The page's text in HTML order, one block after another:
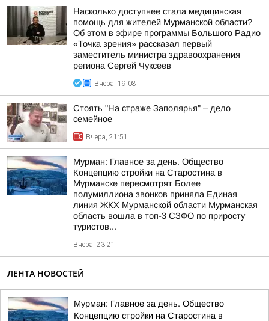
Насколько доступнее стала медицинская
помощь для жителей Мурманской области?
Об этом в эфире программы Большого Радио
«Точка зрения» рассказал первый
заместитель министра здравоохранения
региона Сергей Чуксеев
Вчера, 19:08
Стоять "На страже Заполярья" – дело
семейное
Вчера, 21:51
Мурман: Главное за день. Общество
Концепцию стройки на Старостина в
Мурманске пересмотрят Более
полумиллиона звонков приняла Единая
линия ЖКХ Мурманской области Мурманская
область вошла в топ-3 СЗФО по приросту
туристов...
Вчера, 23:21
ЛЕНТА НОВОСТЕЙ
Мурман: Главное за день. Общество
Концепцию стройки на Старостина в